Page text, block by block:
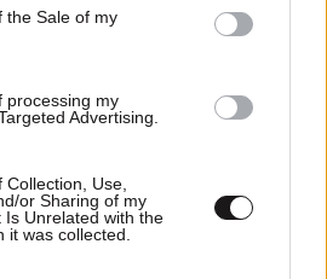
the Sale of my
processing my
Advertising.
Use,
or Sharing of my
Is Unrelated with the
it was collected.
τώρα. Αν δεν μαζέψουν και
από την διεθνή
βάλουν.